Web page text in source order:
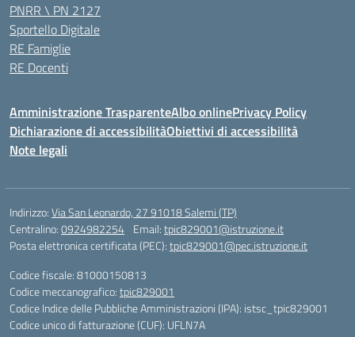
PNRR \ PN 2127
Sportello Digitale
RE Famiglie
RE Docenti
Amministrazione TrasparenteAlbo onlinePrivacy Policy
Dichiarazione di accessibilitàObiettivi di accessibilità
Note legali
Indirizzo:Via San Leonardo, 27 91018 Salemi (TP)
Centralino:0924982254 Email:tpic829001@istruzione.it
Posta elettronica certificata (PEC):tpic829001@pec.istruzione.it
Codice fiscale: 81000150813
Codice meccanografico:tpic829001
Codice Indice delle Pubbliche Amministrazioni (IPA): istsc_tpic829001
Codice unico di fatturazione (CUF): UFLN7A